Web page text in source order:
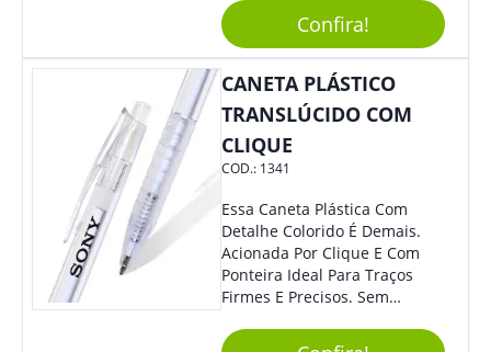
Diferentes Países E Com
Todas As Tensões. Em
Tamanho Compacto, É
Perfeito Para Carregar Na
Bolsa Ou Na Mochila. É A
Praticidade Que Todos
Precisam Em Apenas Um
Item! Demais, Não É?!
E Ofereça A Seus Clientes E
Colaboradores. Útil E
Funcional, Com Certeza Todo
Mundo Irá Amar.
Confira!
CANETA PLÁSTICO
TRANSLÚCIDO COM
CLIQUE
COD.: 1341
Essa Caneta Plástica Com
Detalhe Colorido É Demais.
Acionada Por Clique E Com
Ponteira Ideal Para Traços
Firmes E Precisos. Sem
Brinde Para Representar Sua